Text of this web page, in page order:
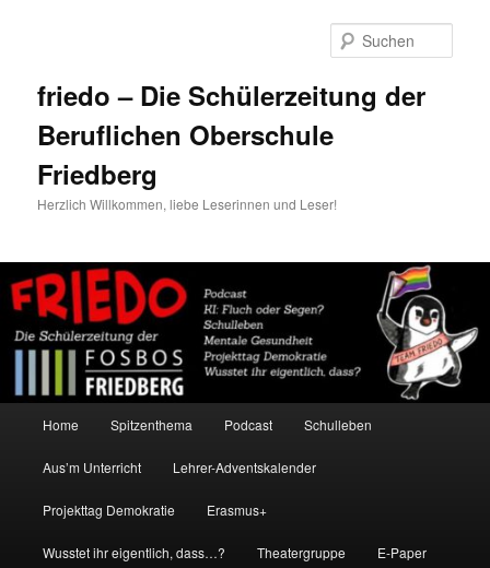
friedo – Die Schülerzeitung der
Beruflichen Oberschule
Friedberg
Herzlich Willkommen, liebe Leserinnen und Leser!
Home Spitzenthema Podcast Schulleben
Aus’m Unterricht Lehrer-Adventskalender
Projekttag Demokratie Erasmus+
Wusstet ihr eigentlich, dass…? Theatergruppe E-Paper